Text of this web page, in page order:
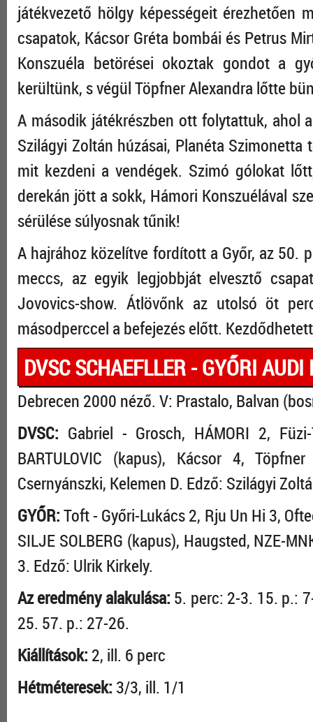
játékvezető hölgy képességeit érezhetően
csapatok, Kácsor Gréta bombái és Petrus
Konszuéla betörései okoztak gondot a
kerültünk, s végül Töpfner Alexandra lőtte
A második játékrészben ott folytattuk, ahol
Szilágyi Zoltán húzásai, Planéta
mit kezdeni a vendégek. Szimó gólokat
derekán jött a sokk, Hámori Konszuélával
sérülése súlyosnak tűnik!
A hajrához közelítve fordított a Győr, az 50.
meccs, az egyik legjobbját elvesztő
Jovovics-show. Átlövőnk az utolsó öt
másodperccel a befejezés előtt.
DVSC SCHAEFLLER - GYŐRI
Debrecen 2000 néző. V: Prastalo, Balvan
DVSC: Gabriel - Grosch, HÁMORI 2,
BARTULOVIC (kapus), Kácsor 4,
Csernyánszki, Kelemen D. Edző: Szilágyi
GYŐR:Toft - Győri-Lukács 2, Rju Un Hi 3,
SILJE SOLBERG (kapus), Haugsted, NZE-
3. Edző: Ulrik Kirkely.
Az eredmény alakulása: 5. perc: 2-3. 15. p.:
25. 57. p.: 27-26.
Kiállítások: 2, ill. 6 perc
Hétméteresek: 3/3, ill. 1/1